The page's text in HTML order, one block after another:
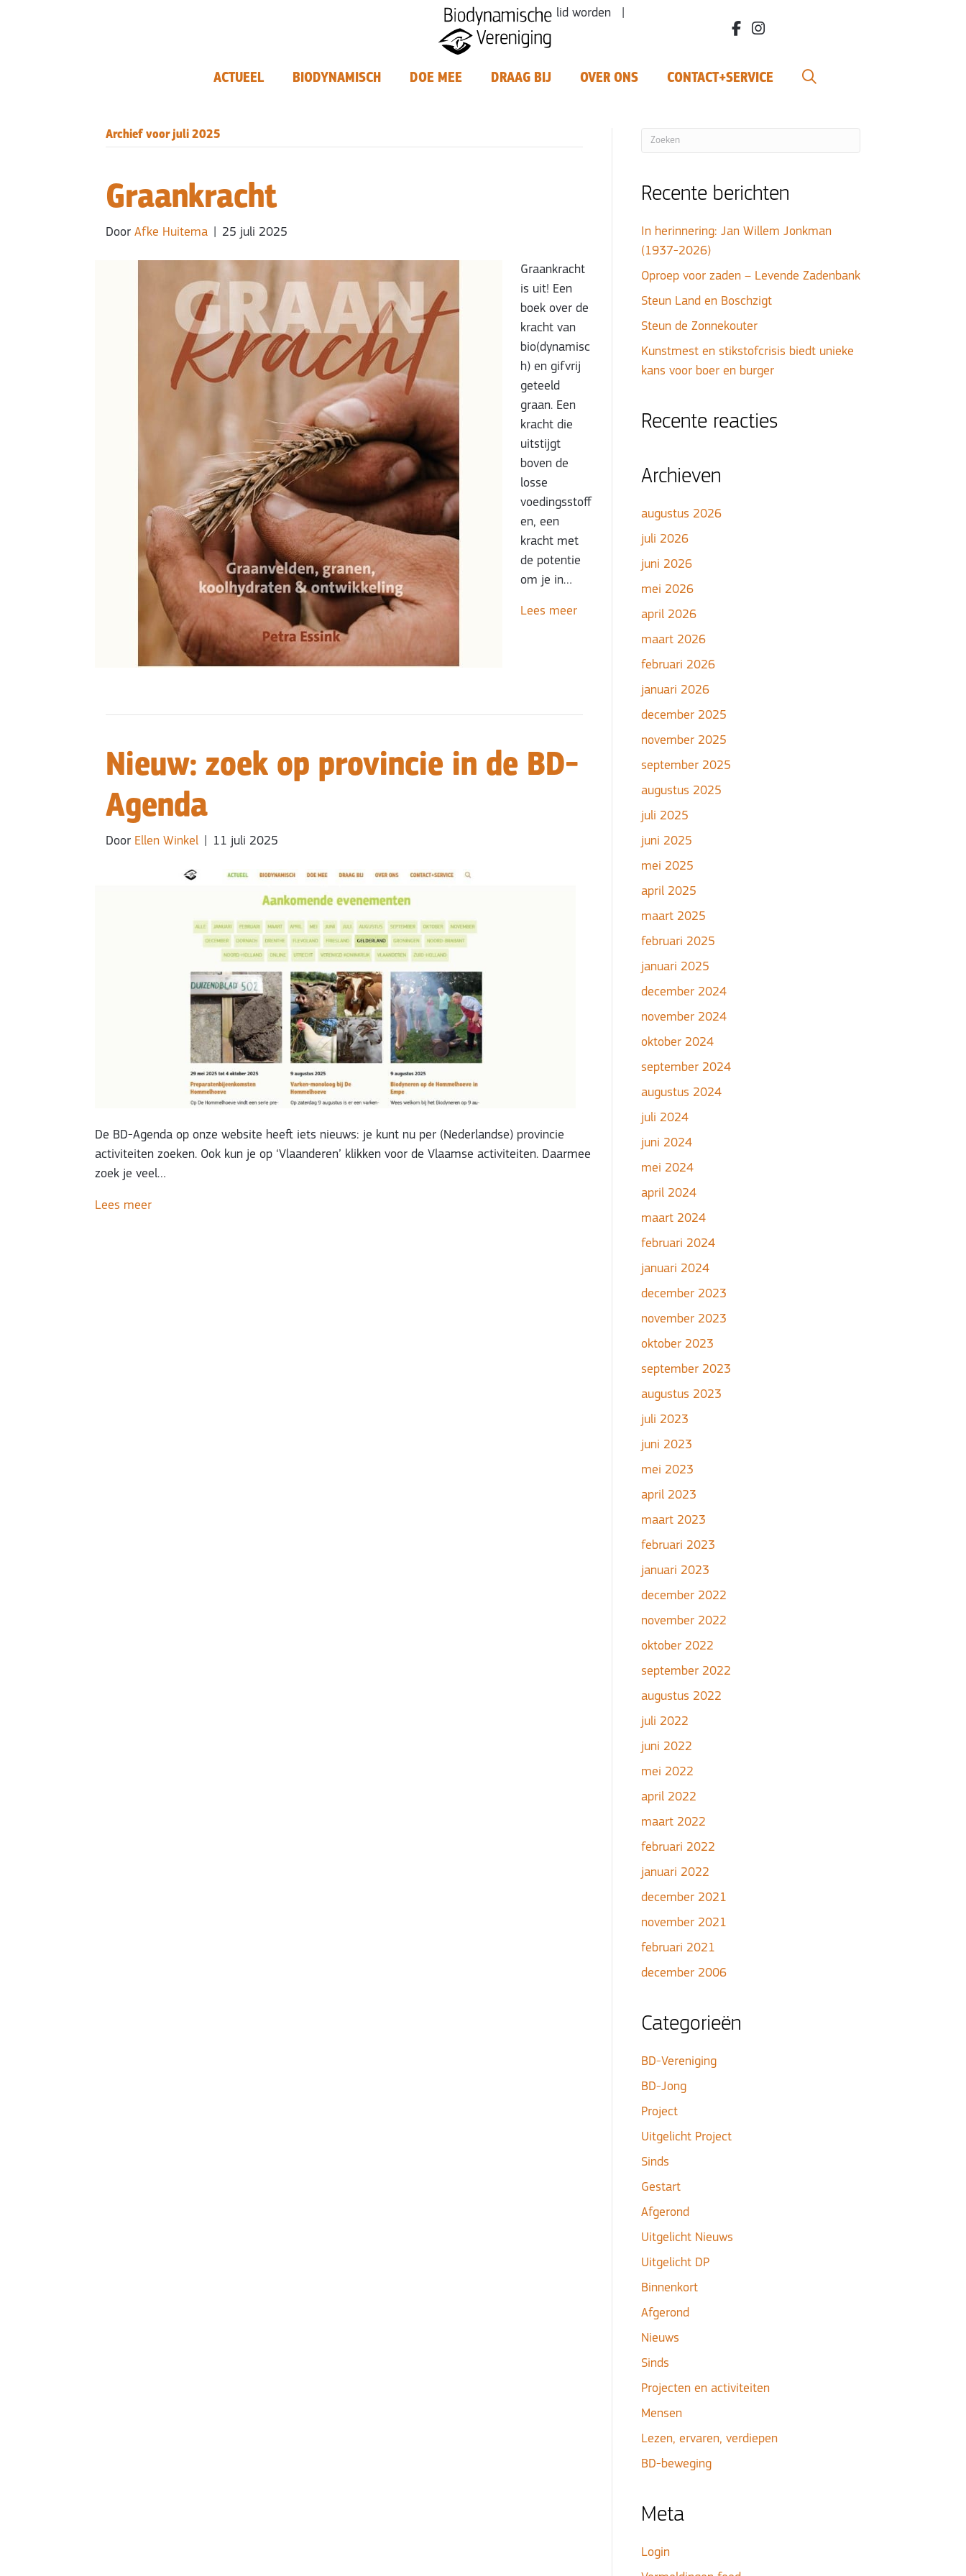
lid worden |
facebook.com/bdvereniging/
instagram.com/leefbiodynamisch/
ACTUEEL BIODYNAMISCH DOE MEE DRAAG BIJ OVER ONS CONTACT+SERVICE
Archief voor juli 2025
Graankracht
Door Afke Huitema 25 juli 2025
Graankracht
is uit! Een
boek over de
kracht van
bio(dynamisc
h) en gifvrij
geteeld
graan. Een
kracht die
uitstijgt
boven de
losse
voedingsstoff
en, een
kracht met
de potentie
om je in…
Lees meer
Nieuw: zoek op provincie in de BD-
Agenda
Door Ellen Winkel 11 juli 2025
De BD-Agenda op onze website heeft iets nieuws: je kunt nu per (Nederlandse) provincie
activiteiten zoeken. Ook kun je op ‘Vlaanderen’ klikken voor de Vlaamse activiteiten. Daarmee
zoek je veel…
Lees meer
Recente berichten
In herinnering: Jan Willem Jonkman
(1937-2026)
Oproep voor zaden – Levende Zadenbank
Steun Land en Boschzigt
Steun de Zonnekouter
Kunstmest en stikstofcrisis biedt unieke
kans voor boer en burger
Recente reacties
Archieven
augustus 2026
juli 2026
juni 2026
mei 2026
april 2026
maart 2026
februari 2026
januari 2026
december 2025
november 2025
september 2025
augustus 2025
juli 2025
juni 2025
mei 2025
april 2025
maart 2025
februari 2025
januari 2025
december 2024
november 2024
oktober 2024
september 2024
augustus 2024
juli 2024
juni 2024
mei 2024
april 2024
maart 2024
februari 2024
januari 2024
december 2023
november 2023
oktober 2023
september 2023
augustus 2023
juli 2023
juni 2023
mei 2023
april 2023
maart 2023
februari 2023
januari 2023
december 2022
november 2022
oktober 2022
september 2022
augustus 2022
juli 2022
juni 2022
mei 2022
april 2022
maart 2022
februari 2022
januari 2022
december 2021
november 2021
februari 2021
december 2006
Categorieën
BD-Vereniging
BD-Jong
Project
Uitgelicht Project
Sinds
Gestart
Afgerond
Uitgelicht Nieuws
Uitgelicht DP
Binnenkort
Afgerond
Nieuws
Sinds
Projecten en activiteiten
Mensen
Lezen, ervaren, verdiepen
BD-beweging
Meta
Login